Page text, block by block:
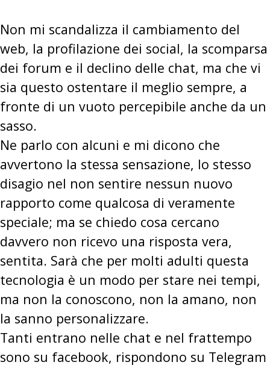
Non mi scandalizza il cambiamento del
web, la profilazione dei social, la scomparsa
dei forum e il declino delle chat, ma che vi
sia questo ostentare il meglio sempre, a
fronte di un vuoto percepibile anche da un
sasso.
Ne parlo con alcuni e mi dicono che
avvertono la stessa sensazione, lo stesso
disagio nel non sentire nessun nuovo
rapporto come qualcosa di veramente
speciale; ma se chiedo cosa cercano
davvero non ricevo una risposta vera,
sentita. Sarà che per molti adulti questa
tecnologia è un modo per stare nei tempi,
ma non la conoscono, non la amano, non
la sanno personalizzare.
Tanti entrano nelle chat e nel frattempo
sono su facebook, rispondono su Telegram